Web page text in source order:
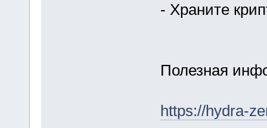
- Храните
Полезная
https://hydra-